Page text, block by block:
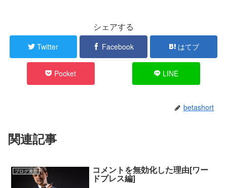
シェアする
Twitter Facebook はてブ
Pocket LINE
betashort
関連記事
ブログ運営 コメントを無効化した理由[ワー
ドプレス編]